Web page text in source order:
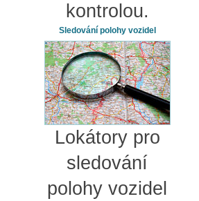
kontrolou.
Sledování polohy vozidel
Lokátory pro
sledování
polohy vozidel